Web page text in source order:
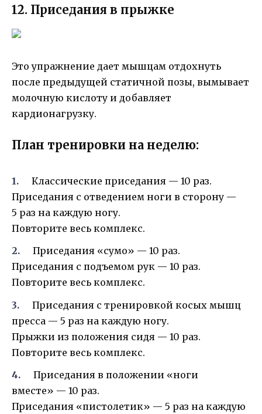
12. Приседания в прыжке
Это упражнение дает мышцам отдохнуть
после предыдущей статичной позы, вымывает
молочную кислоту и добавляет
кардионагрузку.
План тренировки на неделю:
Классические приседания — 10 раз.
Приседания с отведением ноги в сторону —
5 раз на каждую ногу.
Повторите весь комплекс.
Приседания «сумо» — 10 раз.
Приседания с подъемом рук — 10 раз.
Повторите весь комплекс.
Приседания с тренировкой косых мышц
пресса — 5 раз на каждую ногу.
Прыжки из положения сидя — 10 раз.
Повторите весь комплекс.
Приседания в положении «ноги
вместе» — 10 раз.
Приседания «пистолетик» — 5 раз на каждую